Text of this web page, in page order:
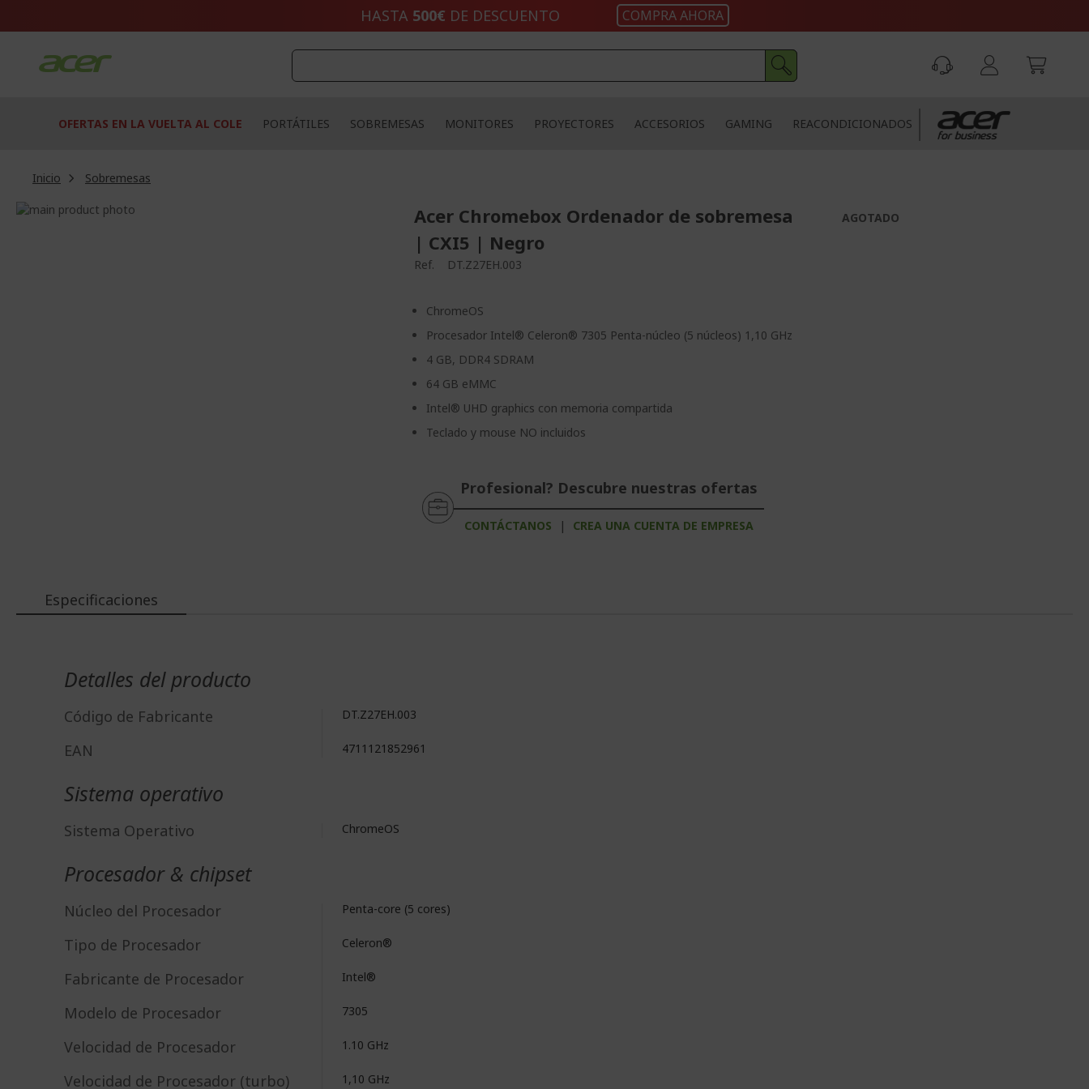
HASTA 500€ DE DESCUENTO COMPRA AHORA
OFERTAS EN LA VUELTA AL COLE PORTÁTILES SOBREMESAS MONITORES PROYECTORES ACCESORIOS GAMING REACONDICIONADOS
Inicio
Sobremesas
Saltar
Acer Chromebox Ordenador de sobremesa
| CXI5 | Negro
Ref. DT.Z27EH.003
ChromeOS
Procesador Intel® Celeron® 7305 Penta-núcleo (5 núcleos) 1,10 GHz
4 GB, DDR4 SDRAM
64 GB eMMC
Intel® UHD graphics con memoria compartida
Teclado y mouse NO incluidos
Profesional? Descubre nuestras ofertas
CONTÁCTANOS | CREA UNA CUENTA DE EMPRESA
AGOTADO
Especificaciones
Detalles del producto
Código de Fabricante DT.Z27EH.003
EAN 4711121852961
Sistema operativo
Sistema Operativo ChromeOS
Procesador & chipset
Núcleo del Procesador Penta-core (5 cores)
Tipo de Procesador Celeron®
Fabricante de Procesador Intel®
Modelo de Procesador 7305
Velocidad de Procesador 1.10 GHz
Velocidad de Procesador (turbo) 1,10 GHz